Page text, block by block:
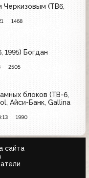
Черкизовым (ТВ6,
1468
1995) Богдан
2505
блоков (ТВ-6,
Айси-Банк, Gallina
1990
сайта